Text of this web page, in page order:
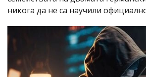
никога да не са научили